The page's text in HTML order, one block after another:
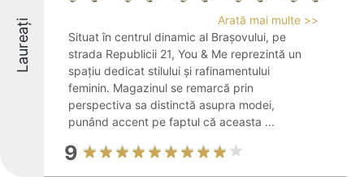
Laureați
Arată mai multe >>
Situat în centrul dinamic al Brașovului, pe
strada Republicii 21, You & Me reprezintă un
spațiu dedicat stilului și rafinamentului
feminin. Magazinul se remarcă prin
perspectiva sa distinctă asupra modei,
punând accent pe faptul că aceasta ...
9